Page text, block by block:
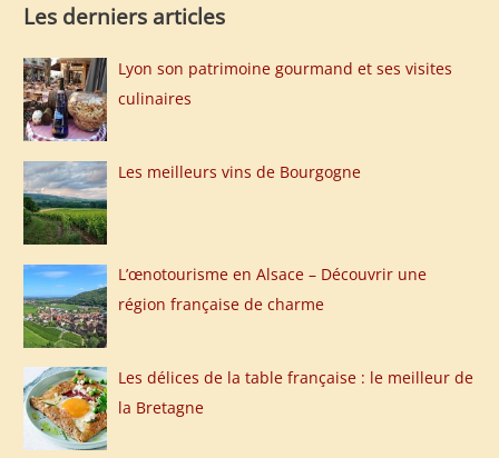
Les derniers articles
Lyon son patrimoine gourmand et ses visites
culinaires
Les meilleurs vins de Bourgogne
L’œnotourisme en Alsace – Découvrir une
région française de charme
Les délices de la table française : le meilleur de
la Bretagne